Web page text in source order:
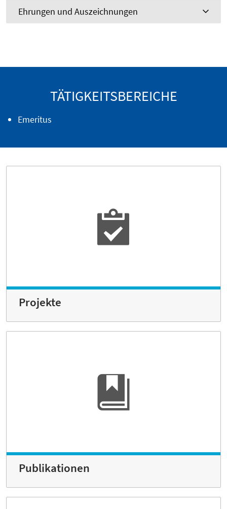
Ehrungen und Auszeichnungen
TÄTIGKEITSBEREICHE
Emeritus
Projekte
Publikationen